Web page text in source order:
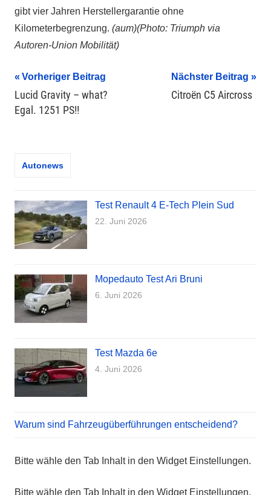
gibt vier Jahren Herstellergarantie ohne
Kilometerbegrenzung. (aum)(Photo: Triumph via
Autoren-Union Mobilität)
Beitragsnavigation
Vorheriger Beitrag
Lucid Gravity – what?
Egal. 1251 PS!!
Nächster Beitrag
Citroën C5 Aircross
Autonews
Test Renault 4 E-Tech Plein Sud
22. Juni 2026
Mopedauto Test Ari Bruni
6. Juni 2026
Test Mazda 6e
4. Juni 2026
Warum sind Fahrzeugüberführungen entscheidend?
Bitte wähle den Tab Inhalt in den Widget Einstellungen.
Bitte wähle den Tab Inhalt in den Widget Einstellungen.